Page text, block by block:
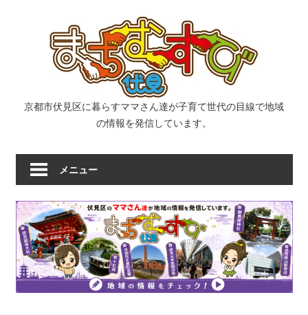
む
す
び
｜
京
京都市伏見区に暮らすママさん達が子育て世代の目線で地域
の情報を発信しています。
メニュー